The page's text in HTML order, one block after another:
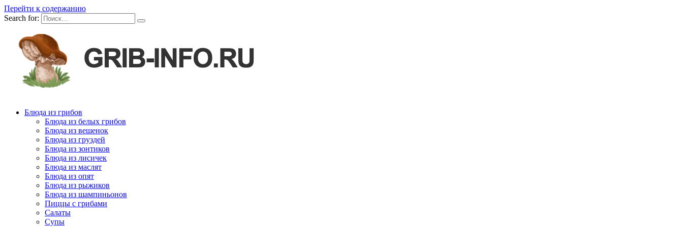
Перейти к содержанию
Search for:
Блюда из грибов
Блюда из белых грибов
Блюда из вешенок
Блюда из груздей
Блюда из зонтиков
Блюда из лисичек
Блюда из маслят
Блюда из опят
Блюда из рыжиков
Блюда из шампиньонов
Пиццы с грибами
Салаты
Супы